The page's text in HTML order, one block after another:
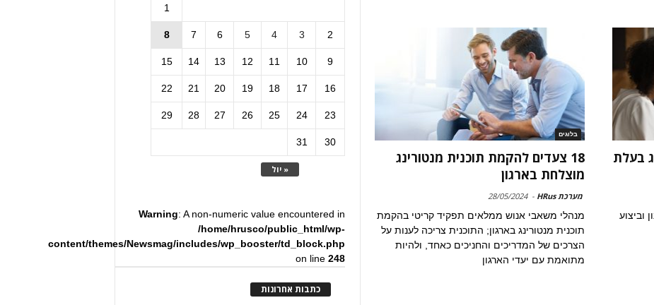
בעלת
וביצוע
בלוגים
18 צעדים להקמת תוכנית מנטורינג
מוצלחת בארגון
מערכת HRus -
28/05/2024
מנהלי משאבי אנוש ממלאים תפקיד קריטי בהקמת
תוכנית מנטורינג בארגון; התוכנית צריכה לענות על
הצרכים של המדריכים והחניכים כאחד, ולהיות
מתואמת עם יעדי הארגון
« יול
1
2
3
4
5
6
7
8
9
10
11
12
13
14
15
16
17
18
19
20
21
22
23
24
25
26
27
28
29
30
31
Warning: A non-numeric value encountered in
/home/hrusco/public_html/wp-
content/themes/Newsmag/includes/wp_booster/td_block.php
on line248
כתבות אחרונות